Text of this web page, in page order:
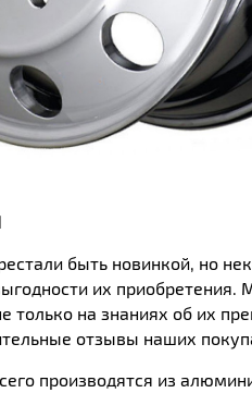
быть новинкой, но
их
только на знаниях об их
отзывы наших
производятся из